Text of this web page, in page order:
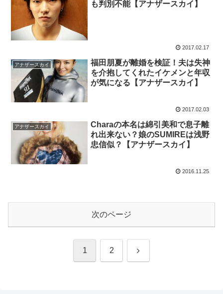
も判別不能【アナザースカイ】
2017.02.17
アナザースカイ
福田朋夏が離婚を検証！夫は失神
を介抱してくれたイケメンと年収
が気になる【アナザースカイ】
2017.02.03
アナザースカイ
Charaの本名は綿引美和で息子離
れ出来ない？娘のSUMIREは浅野
忠信似？【アナザースカイ】
2016.11.25
次のページ
1 2 次